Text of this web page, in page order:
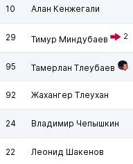
10 Алан Кенжегали
29 Тимур Миндубаев 2
95 Тамерлан Тлеубаев
92 Жахангер Тлеухан
24 Владимир Чепышкин
22 Леонид Шакенов